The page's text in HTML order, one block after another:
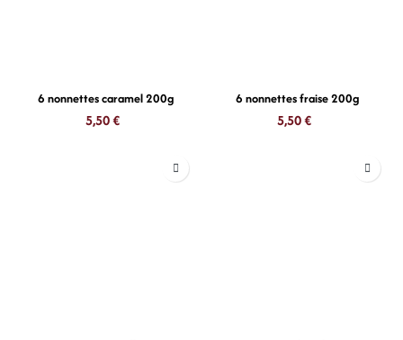
6 nonnettes caramel 200g
5,50€
6 nonnettes fraise 200g
5,50€